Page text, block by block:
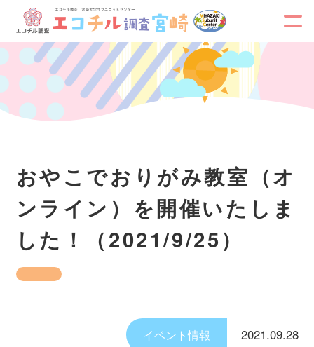
おやこでおりがみ教室（オ
ンライン）を開催いたしま
した！（2021/9/25）
イベント情報 2021.09.28